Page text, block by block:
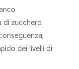
zucchero
dei livelli di